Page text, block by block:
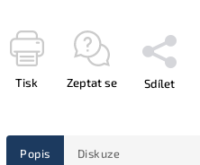
Tisk Zeptat se Sdílet
Popis Diskuze